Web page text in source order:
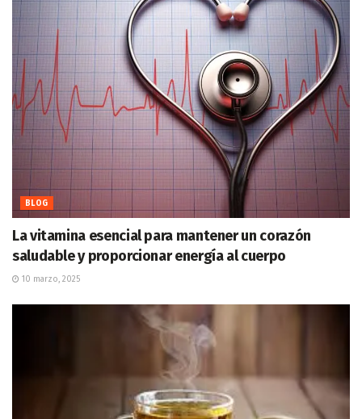
BLOG
La vitamina esencial para mantener un corazón
saludable y proporcionar energía al cuerpo
10 marzo, 2025